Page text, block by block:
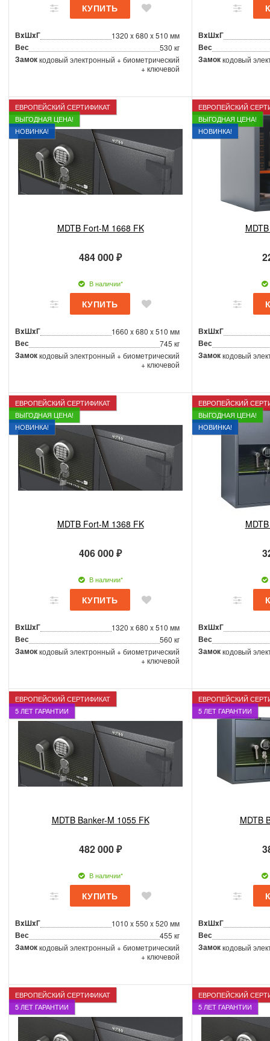
ВxШxГ 1320 x 680 x 510 мм
Вес 530 кг
Замоккодовый электронный + биометрический
+ ключевой
ВxШxГ
Вес
Замоккодовый
ЕВРОПЕЙСКИЙ СЕРТИФИКАТ
ВЫГОДНАЯ ЦЕНА!
НОВИНКА!
MDTB Fort-M 1668 FK
484 000 ₽
В наличии*
ВxШxГ 1660 x 680 x 510 мм
Вес 745 кг
Замоккодовый электронный + биометрический
+ ключевой
ЕВРОПЕЙСКИЙ
ВЫГОДНАЯ ЦЕНА!
НОВИНКА!
ВxШxГ
Вес
Замоккодовый
ЕВРОПЕЙСКИЙ СЕРТИФИКАТ
ВЫГОДНАЯ ЦЕНА!
НОВИНКА!
MDTB Fort-M 1368 FK
406 000 ₽
В наличии*
ВxШxГ 1320 x 680 x 510 мм
Вес 560 кг
Замоккодовый электронный + биометрический
+ ключевой
ЕВРОПЕЙСКИЙ
ВЫГОДНАЯ ЦЕНА!
НОВИНКА!
ВxШxГ
Вес
Замоккодовый
ЕВРОПЕЙСКИЙ СЕРТИФИКАТ
5 ЛЕТ ГАРАНТИИ
MDTB Banker-M 1055 FK
482 000 ₽
В наличии*
ВxШxГ 1010 x 550 x 520 мм
Вес 455 кг
Замоккодовый электронный + биометрический
+ ключевой
ЕВРОПЕЙСКИЙ
5 ЛЕТ ГАРАНТИИ
MDTB
ВxШxГ
Вес
Замоккодовый
ЕВРОПЕЙСКИЙ СЕРТИФИКАТ
5 ЛЕТ ГАРАНТИИ
ЕВРОПЕЙСКИЙ
5 ЛЕТ ГАРАНТИИ